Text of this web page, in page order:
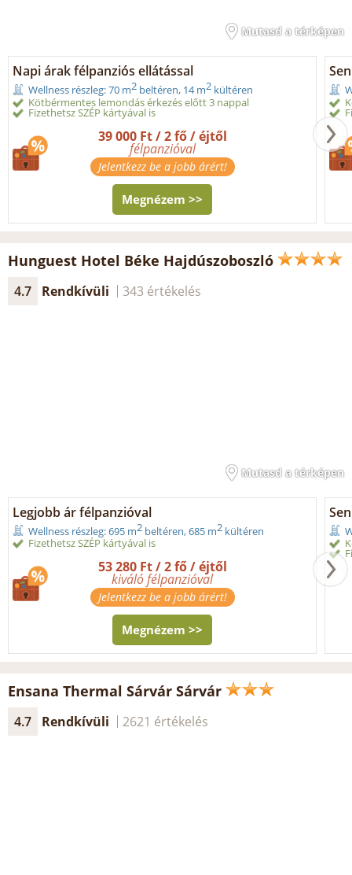
Mutasd a térképen
Napi árak félpanziós ellátással
Wellness részleg: 70 m2 beltéren, 14 m2 kültéren
Kötbérmentes lemondás érkezés előtt 3 nappal
Fizethetsz SZÉP kártyával is
39 000 Ft / 2 fő / éjtől
félpanzióval
Jelentkezz be a jobb árért!
Megnézem >>
Hunguest Hotel Béke Hajdúszoboszló
4.7 Rendkívüli 343 értékelés
Mutasd a térképen
Legjobb ár félpanzióval
Wellness részleg: 695 m2 beltéren, 685 m2 kültéren
Fizethetsz SZÉP kártyával is
53 280 Ft / 2 fő / éjtől
kiváló félpanzióval
Jelentkezz be a jobb árért!
Megnézem >>
Ensana Thermal Sárvár Sárvár
4.7 Rendkívüli 2621 értékelés